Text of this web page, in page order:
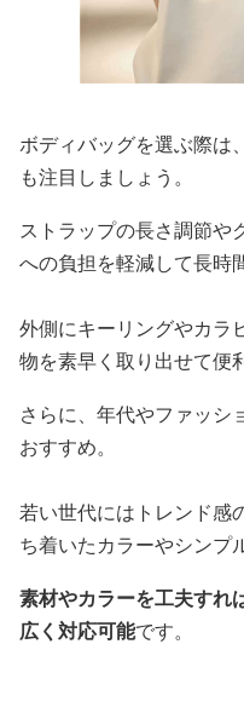
ボディバッグを選ぶ際は
も注目しましょう。
ストラップの長さ調節や
への負担を軽減して長時
外側にキーリングやカラ
物を素早く取り出せて便
さらに、年代やファッシ
おすすめ。
若い世代にはトレンド感
ち着いたカラーやシンプ
素材やカラーを工夫すれ
広く対応可能です。